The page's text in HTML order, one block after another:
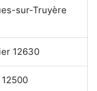
sur-Truyère
12630